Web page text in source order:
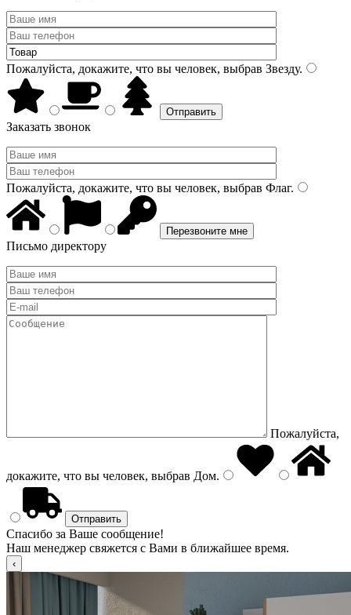
Пожалуйста, докажите, что вы человек, выбрав Звезду.
Заказать звонок
Пожалуйста, докажите, что вы человек, выбрав Флаг.
Письмо директору
Пожалуйста,
докажите, что вы человек, выбрав Дом.
Спасибо за Ваше сообщение!
Наш менеджер свяжется с Вами в ближайшее время.